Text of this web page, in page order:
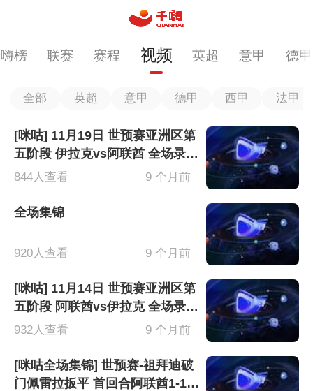
榜 联赛 赛程 视频 英超 意甲 德甲
全部 英超 意甲 德甲 西甲 法甲
[咪咕] 11月19日 世预赛亚洲区第
五阶段 伊拉克vs阿联酋 全场录像
[有比分]
844人查看 9 个月前
全场集锦
920人查看 9 个月前
[咪咕] 11月14日 世预赛亚洲区第
五阶段 阿联酋vs伊拉克 全场录像
[有比分]
932人查看 9 个月前
[咪咕全场集锦] 世预赛-祖拜迪破
门佩雷拉扳平 首回合阿联酋1-1伊